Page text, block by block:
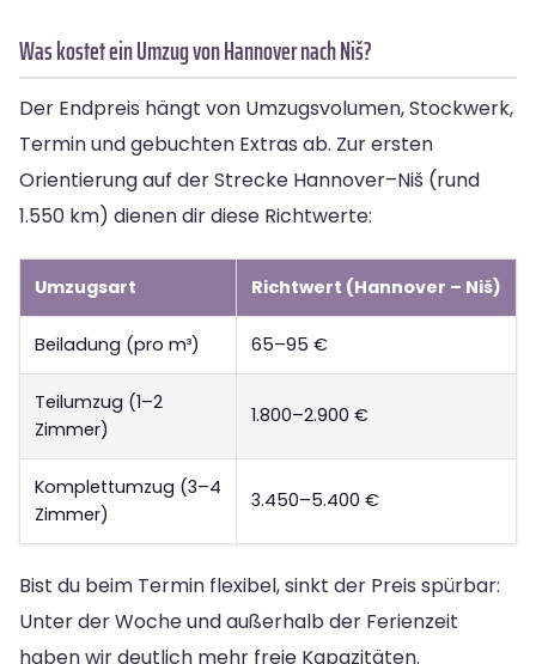
Was kostet ein Umzug von Hannover nach Niš?
Der Endpreis hängt von Umzugsvolumen, Stockwerk,
Termin und gebuchten Extras ab. Zur ersten
Orientierung auf der Strecke Hannover–Niš (rund
1.550 km) dienen dir diese Richtwerte:
Umzugsart Richtwert (Hannover – Niš)
Beiladung (pro m³) 65–95 €
Teilumzug (1–2
Zimmer)
1.800–2.900 €
Komplettumzug (3–4
Zimmer)
3.450–5.400 €
Bist du beim Termin flexibel, sinkt der Preis spürbar:
Unter der Woche und außerhalb der Ferienzeit
haben wir deutlich mehr freie Kapazitäten.